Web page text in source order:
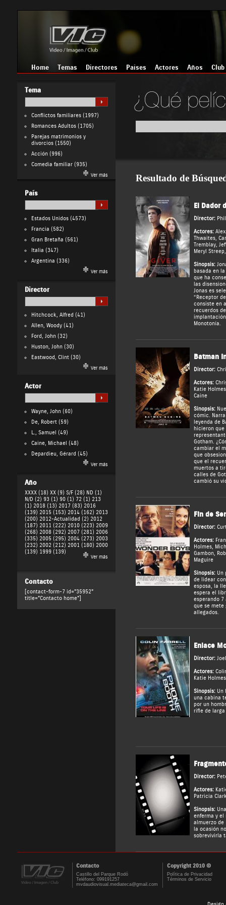
Home Temas Directores Países Actores Años Club
Tema
Conflictos familiares(1997)
Romances Adultos(1705)
Parejas matrimonios y
divorcios(1550)
Acción(996)
Comedia familiar(935)
Ver más
País
Estados Unidos(4573)
Francia (582)
Gran Bretaña (561)
Italia (347)
Argentina (336)
Ver más
Director
Hitchcock, Alfred (41)
Allen, Woody(41)
Ford, John(32)
Huston, John(30)
Eastwood, Clint(30)
Ver más
Actor
Wayne, John(60)
De, Robert(59)
L., Samuel (49)
Caine, Michael (48)
Depardieu, Gérard (45)
Ver más
Año
XXXX (18) XX (9) S/F (28) ND (1)
N/D (2) 93 (1) 90 (1) 72 (1) 213
(1) 2018 (13) 2017 (83) 2016
(139) 2015 (153) 2014 (162) 2013
(200) 2012-Actualidad (2) 2012
(187) 2011 (222) 2010 (223) 2009
(268) 2008 (292) 2007 (281) 2006
(335) 2005 (295) 2004 (273) 2003
(232) 2002 (212) 2001 (180) 2000
(139) 1999 (139)
Ver más
Contacto
[contact-form-7 id="35952"
title="Contacto home"]
Resultado de
El Dador
Director:
Actores:
Thwaites,
Tremblay,
Meryl Streep
Sinopsis:
basada en
que ha
las
Jonas es
“Receptor
consiste en
recuerdos
Monotonía.
Batman
Director:
Actores:
Katie Holmes
Caine
Sinopsis:
cómic.
leyenda de
hicieron
Gotham.
cambiar el
que
que el
muertos a
calles de
cambió su
Fin de
Director:
Actores:
Holmes,
Gambon,
Maguire
Sinopsis:Un
de lidear
esposa, la
espera el
esperando 7
que se mete
allegados.
Enlace
Director:
Actores:
Katie Holmes
Sinopsis:Un
una cabina
por un
rifle de
Director:
Actores:
Patricia
Sinopsis:
enferma y el
almuerzo de
la ocasión
sobrevivirla
Contacto Copyright 2010 ©
Castillo del Parque Rodó
Teléfono: 099191257
mvdaudiovisual.mediateca@gmail.com
Política de Privacidad
Términos de Servicio